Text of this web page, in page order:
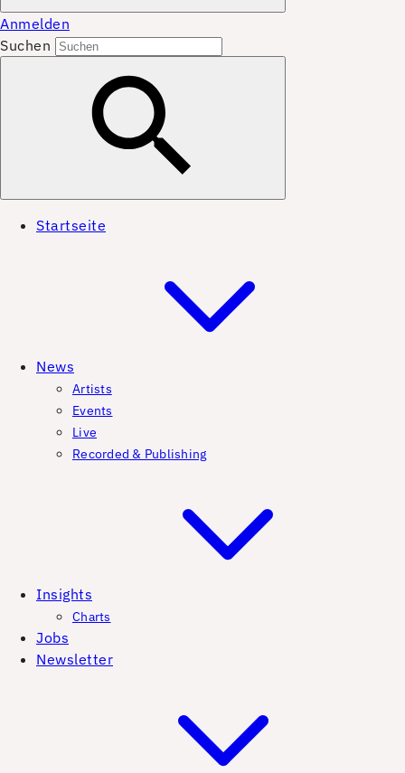
Anmelden
Suchen
Startseite
News
Artists
Events
Live
Recorded & Publishing
Insights
Charts
Jobs
Newsletter